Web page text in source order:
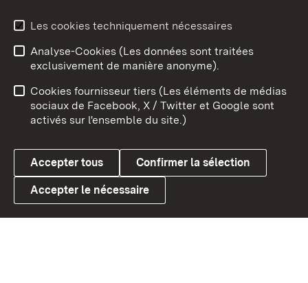
Link zum Landesportal
Conseils d'utilisation
Confidentialité
Cookies
Les cookies techniquement nécessaires
Analyse-Cookies (Les données sont traitées
exclusivement de manière anonyme).
Cookies fournisseur tiers (Les éléments de médias
sociaux de Facebook, X / Twitter et Google sont
activés sur l'ensemble du site.)
Accepter tous Confirmer la sélection
Accepter le nécessaire